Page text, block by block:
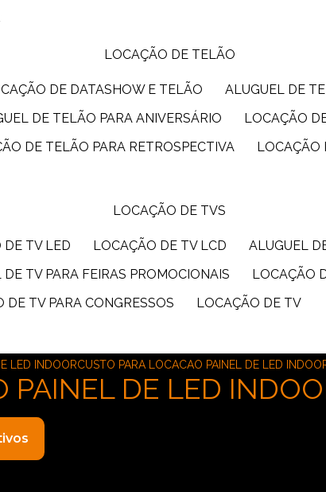
LOCAÇÃO DE TELÃO
DE DATASHOW E TELÃO
ALUGUEL DE
DE TELÃO PARA ANIVERSÁRIO
LOCAÇÃO
DE TELÃO PARA RETROSPECTIVA
LOCAÇÃO DE TVS
DE TV LED LOCAÇÃO DE TV LCD ALUGUEL
DE TV PARA FEIRAS PROMOCIONAIS
LOCAÇÃO
DE TV PARA CONGRESSOS LOCAÇÃO DE TV
LED INDOORCUSTO PARA LOCACAO PAINEL DE LED
PAINEL DE LED